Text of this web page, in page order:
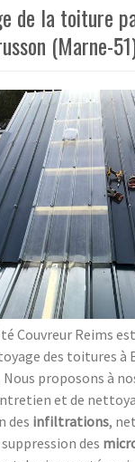
de la toiture
(Marne-
Couvreur Reims
des toitures à
Nous proposons à
et de
des infiltrations,
des